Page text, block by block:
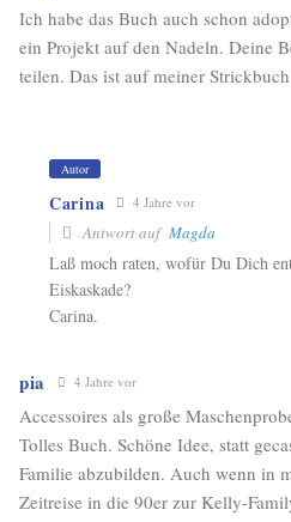
Ich habe das Buch auch schon
ein Projekt auf den Nadeln. Deine
teilen. Das ist auf meiner
Autor
Carina 4 Jahre vor
Antwort auf Magda
Laß moch raten, wofür Du Dich
Eiskaskade?
Carina.
pia 4 Jahre vor
Accessoires als große
Tolles Buch. Schöne Idee, statt
Familie abzubilden. Auch wenn in
Zeitreise in die 90er zur Kelly-